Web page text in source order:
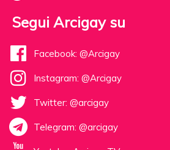
Segui Arcigay su
Facebook: @Arcigay
Instagram: @Arcigay
Twitter: @arcigay
Telegram: @arcigay